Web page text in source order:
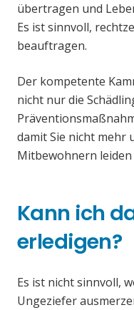
übertragen und
Es ist sinnvoll,
beauftragen.
Der kompetente
nicht nur die
damit Sie nicht mehr
Mitbewohnern leiden
Kann ich
erledigen?
Es ist nicht sinnvoll,
Ungeziefer